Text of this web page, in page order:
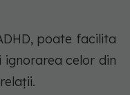
poate facilita
celor din